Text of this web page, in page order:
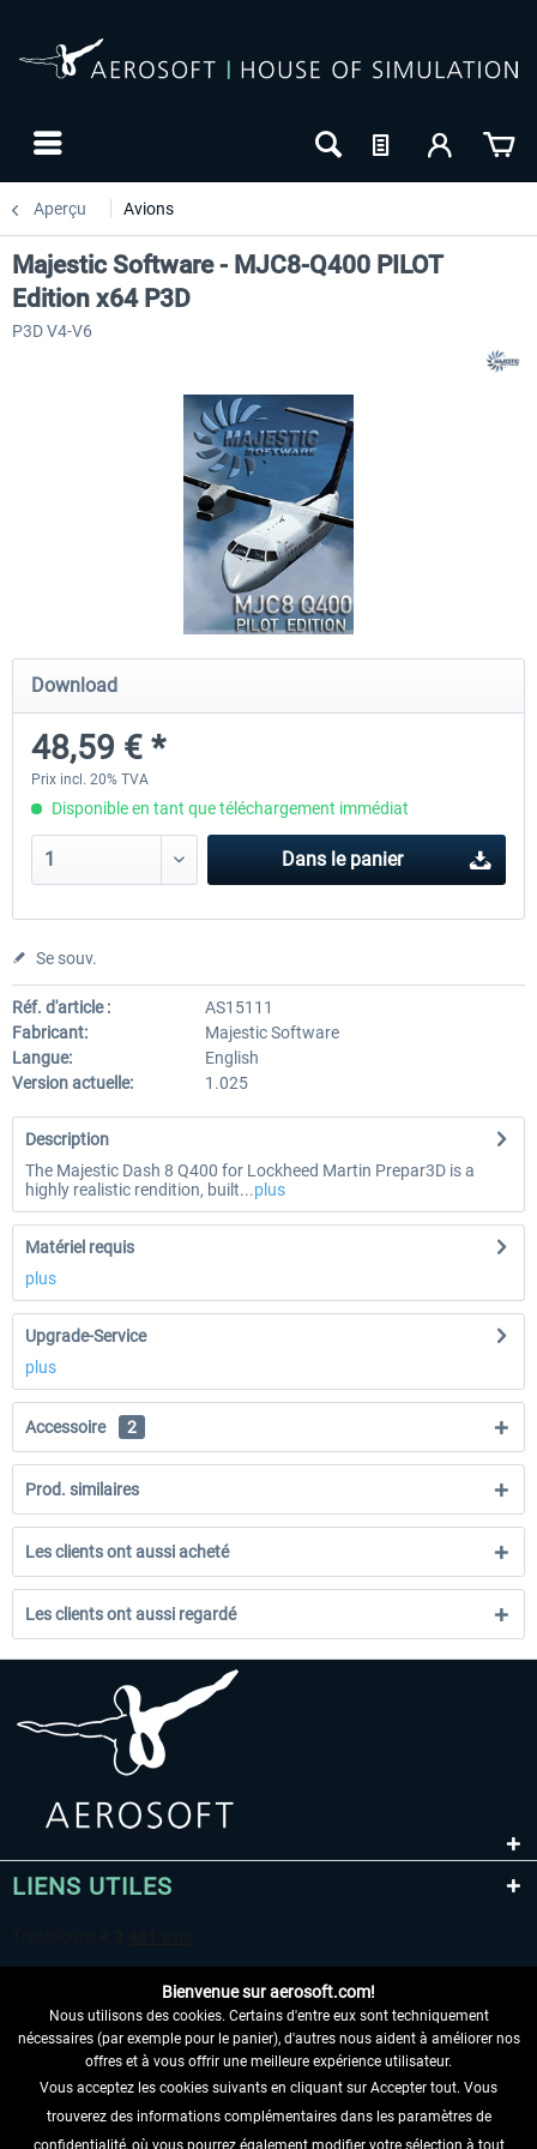
Aperçu Avions
A320 Family professional Bundle Aerosoft A320/A321
Majestic Software - MJC8-Q400 PILOT
Edition x64 P3D
P3D V4-V6
Download
48,59 € *
Prix incl. 20% TVA
Disponible en tant que téléchargement immédiat
Dans le panier
Se souv.
Réf. d'article :
AS15111
Fabricant:
Majestic Software
Langue:
English
Version actuelle:
1.025
Description
The Majestic Dash 8 Q400 for Lockheed Martin Prepar3D is a
highly realistic rendition, built...plus
Matériel requis
plus
Upgrade-Service
plus
Accessoire 2
Prod. similaires
Les clients ont aussi acheté
Les clients ont aussi regardé
LIENS UTILES
RENONCER AU CONTRAT ICI
Bienvenue sur aerosoft.com!
Nous utilisons des cookies. Certains d'entre eux sont techniquement
nécessaires (par exemple pour le panier), d'autres nous aident à améliorer nos
offres et à vous offrir une meilleure expérience utilisateur.
Vous acceptez les cookies suivants en cliquant sur Accepter tout. Vous
trouverez des informations complémentaires dans les paramètres de
confidentialité, où vous pourrez également modifier votre sélection à tout